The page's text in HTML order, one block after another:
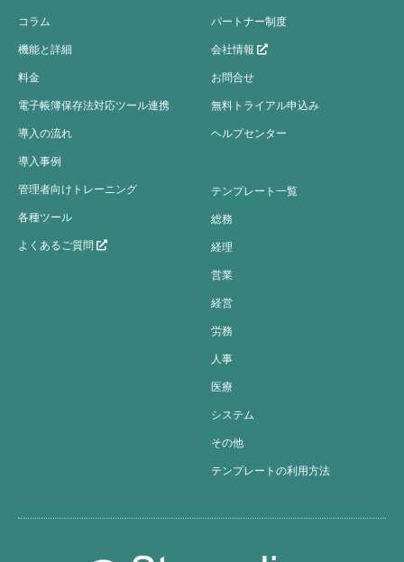
コラム
機能と詳細
料金
電子帳簿保存法対応ツール連携
導入の流れ
導入事例
管理者向けトレーニング
各種ツール
よくあるご質問
パートナー制度
会社情報
お問合せ
無料トライアル申込み
ヘルプセンター
テンプレート一覧
総務
経理
営業
経営
労務
人事
医療
システム
その他
テンプレートの利用方法